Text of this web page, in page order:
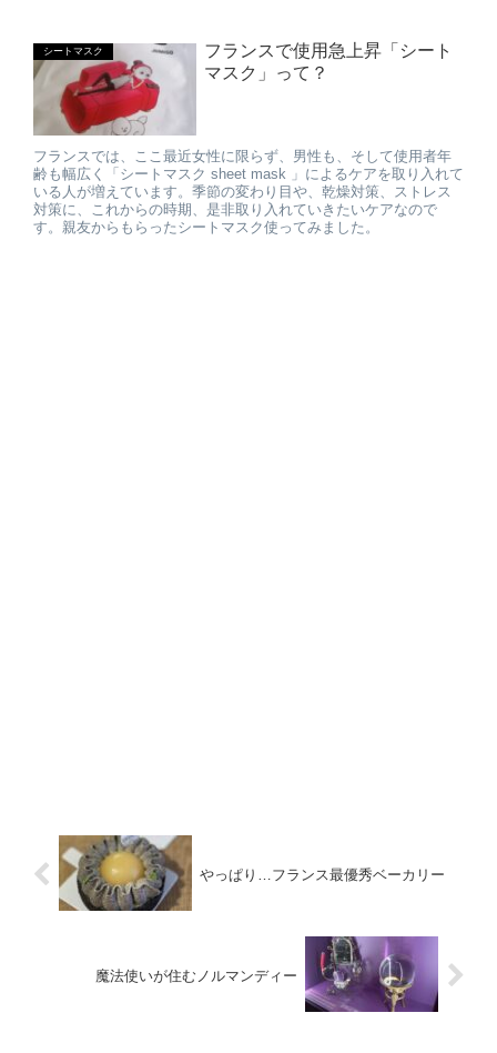
シートマスク
フランスで使用急上昇「シート
マスク」って？
フランスでは、ここ最近女性に限らず、男性も、そして使用者年
齢も幅広く「シートマスク sheet mask 」によるケアを取り入れて
いる人が増えています。季節の変わり目や、乾燥対策、ストレス
対策に、これからの時期、是非取り入れていきたいケアなので
す。親友からもらったシートマスク使ってみました。
やっぱり…フランス最優秀ベーカリー
魔法使いが住むノルマンディー